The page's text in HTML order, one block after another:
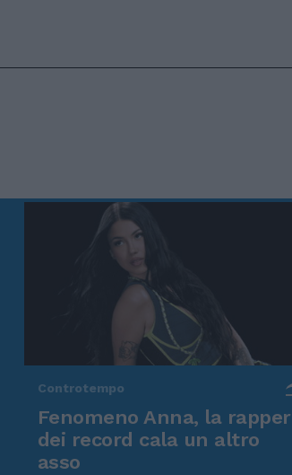
Controtempo
Fenomeno Anna, la rapper
dei record cala un altro
asso